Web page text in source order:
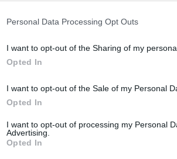
Personal Data Processing Opt Outs
I want to opt-out of the Sharing of my
Opted In
I want to opt-out of the Sale of my Personal
Opted In
I want to opt-out of processing my Personal
Advertising.
Opted In
vagy a váltáson töprengsz? Érdekelnek a
foglalkoztatnak a legújabb fejlesztések az
Akkor jó helyen jársz!